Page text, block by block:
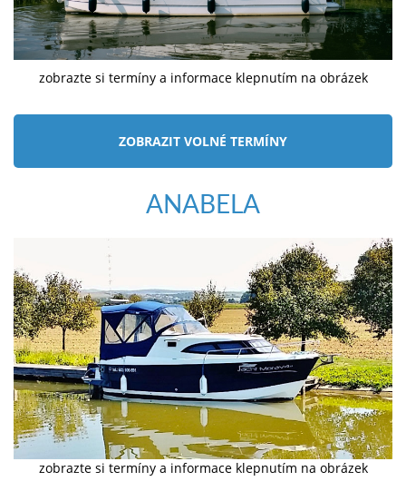
zobrazte si termíny a informace klepnutím na obrázek
ZOBRAZIT VOLNÉ TERMÍNY
ANABELA
zobrazte si termíny a informace klepnutím na obrázek